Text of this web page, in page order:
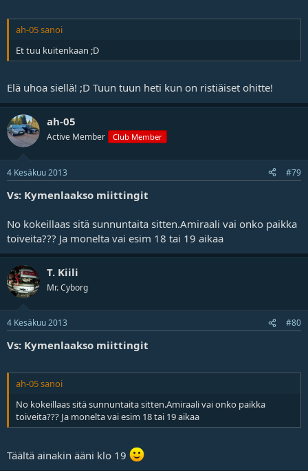
ah-05 sanoi
Et tuu kuitenkaan ;D
Elä uhoa siellä! ;D Tuun tuun heti kun on ristiäiset ohitte!
ah-05
Active Member Club Member
4 Kesäkuu 2013 #79
Vs: Kymenlaakso miittingit
No kokeillaas sitä sunnuntaita sitten.Amiraali vai onko paikka
toiveita??? Ja monelta vai esim 18 tai 19 aikaa
T. Kiili
Mr. Cyborg
4 Kesäkuu 2013 #80
Vs: Kymenlaakso miittingit
ah-05 sanoi
No kokeillaas sitä sunnuntaita sitten.Amiraali vai onko paikka
toiveita??? Ja monelta vai esim 18 tai 19 aikaa
Täältä ainakin ääni klo 19